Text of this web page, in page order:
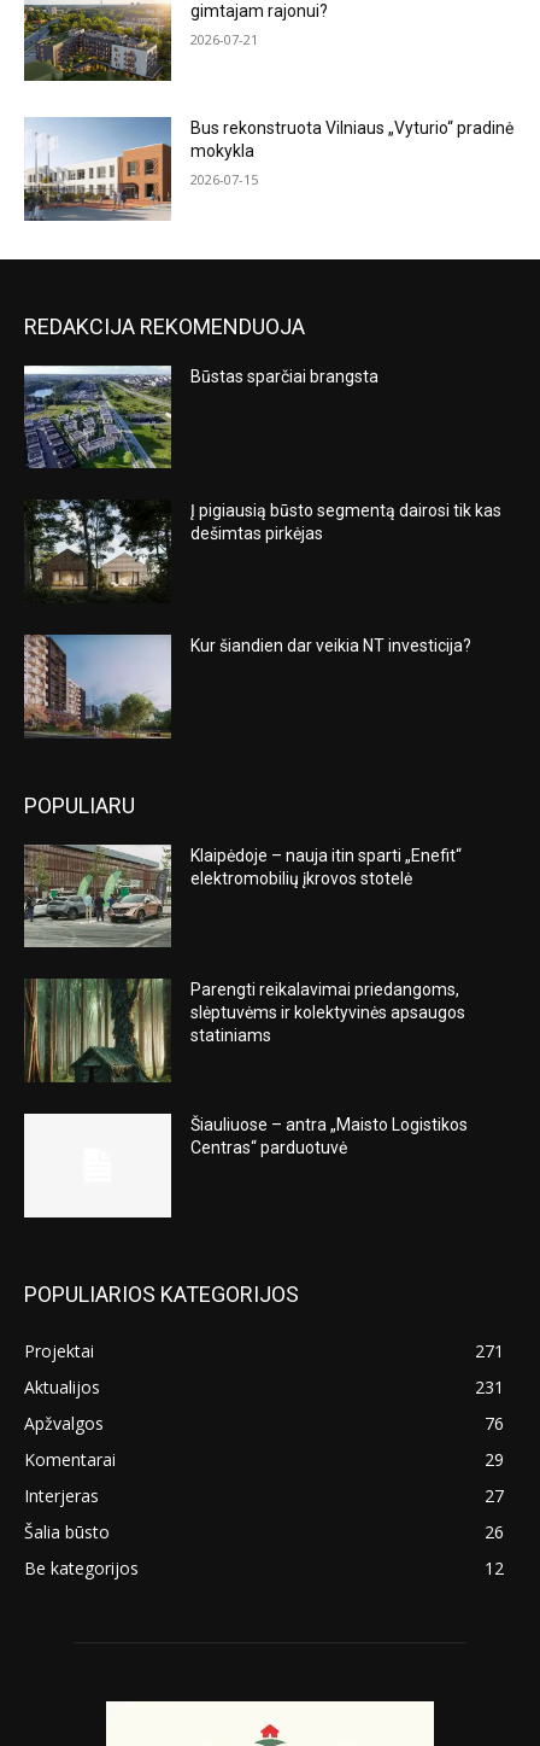
gimtajam rajonui?
2026-07-21
Bus rekonstruota Vilniaus „Vyturio“ pradinė
mokykla
2026-07-15
REDAKCIJA REKOMENDUOJA
Būstas sparčiai brangsta
Į pigiausią būsto segmentą dairosi tik kas
dešimtas pirkėjas
Kur šiandien dar veikia NT investicija?
POPULIARU
Klaipėdoje – nauja itin sparti „Enefit“
elektromobilių įkrovos stotelė
Parengti reikalavimai priedangoms,
slėptuvėms ir kolektyvinės apsaugos
statiniams
Šiauliuose – antra „Maisto Logistikos
Centras“ parduotuvė
POPULIARIOS KATEGORIJOS
Projektai
271
Aktualijos
231
Apžvalgos
76
Komentarai
29
Interjeras
27
Šalia būsto
26
Be kategorijos
12